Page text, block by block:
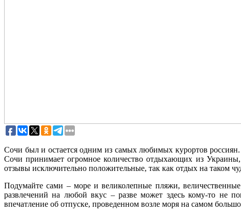
Сочи был и остается одним из самых любимых курортов
Сочи принимает огромное количество отдыхающих из
отзывы исключительно положительные, так как отдых на таком
Подумайте сами – море и великолепные пляжи,
развлечений на любой вкус – разве может здесь кому-то не
впечатление об отпуске, проведенном возле моря на самом